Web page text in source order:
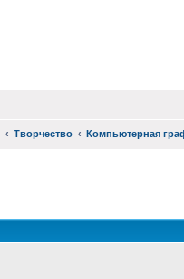
Творчество Компьютерная